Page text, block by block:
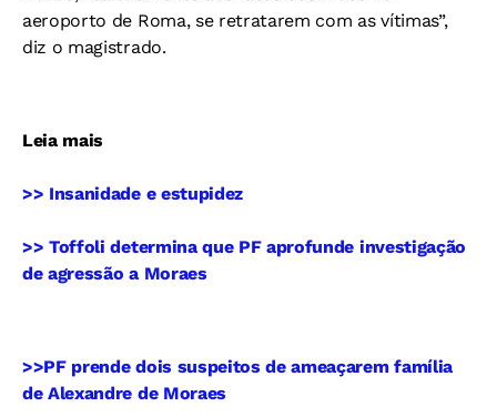
aeroporto de Roma, se retratarem com as vítimas”,
diz o magistrado.
Leia mais
>> Insanidade e estupidez
>> Toffoli determina que PF aprofunde investigação
de agressão a Moraes
>>PF prende dois suspeitos de ameaçarem família
de Alexandre de Moraes